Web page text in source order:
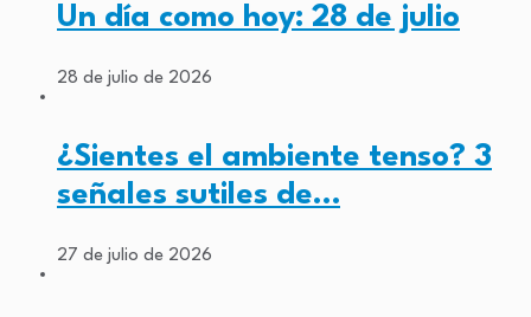
Un día como hoy: 28 de julio
28 de julio de 2026
¿Sientes el ambiente tenso? 3
señales sutiles de…
27 de julio de 2026